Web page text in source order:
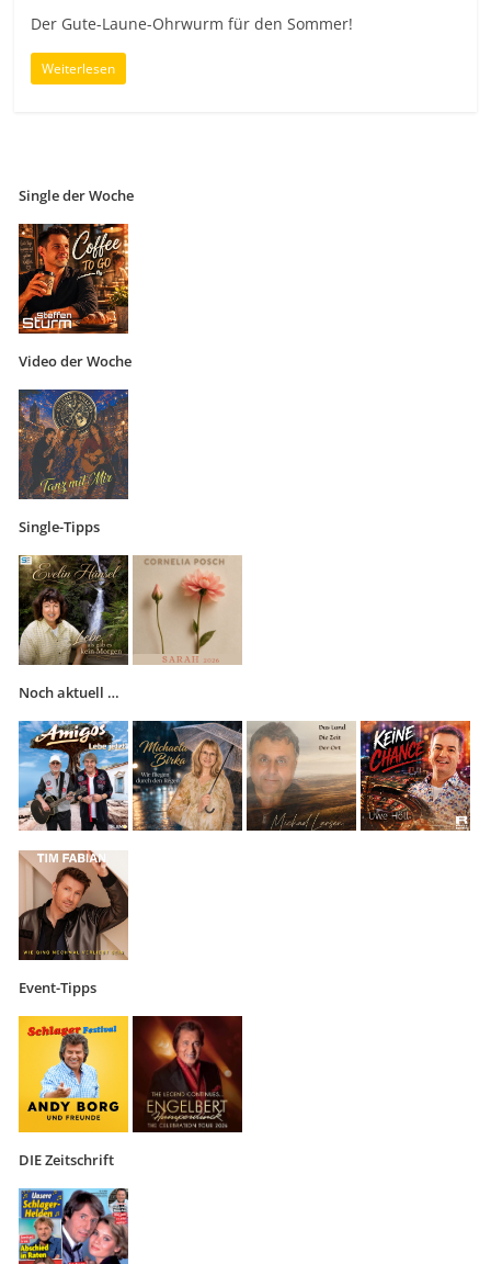
Der Gute-Laune-Ohrwurm für den Sommer!
Weiterlesen
Single der Woche
Video der Woche
Single-Tipps
Noch aktuell …
Event-Tipps
DIE Zeitschrift